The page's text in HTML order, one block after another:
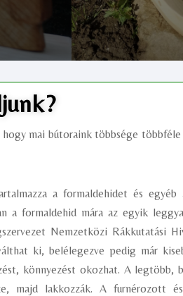
mai bútoraink többsége
a formaldehidet és
a formaldehid mára az egyik
Nemzetközi Rákkutatási
ki, belélegezve pedig már
könnyezést okozhat. A legtöbb,
majd lakkozzák. A furnérozott